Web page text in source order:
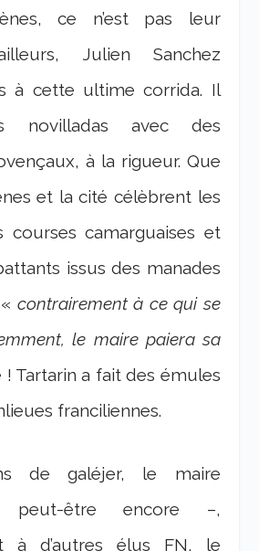
ce n’est pas leur
Julien Sanchez
à cette ultime corrida. Il
novilladas avec des
à la rigueur. Que
et la cité célèbrent les
courses camarguaises et
issus des manades
contrairement à ce qui se
le maire paiera sa
! Tartarin a fait des émules
franciliennes.
de galéjer, le maire
être encore –,
à d’autres élus FN, le